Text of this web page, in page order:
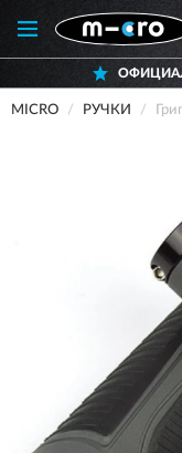
MICRO РУЧКИ